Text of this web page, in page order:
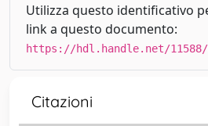
Utilizza questo identificativo
link a questo documento:
https://hdl.handle.net/11588/
Citazioni